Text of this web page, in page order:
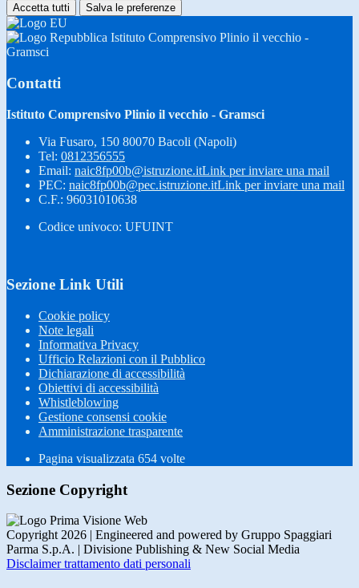
Accetta tutti Salva le preferenze
Istituto Comprensivo Plinio il vecchio -
Gramsci
Contatti
Istituto Comprensivo Plinio il vecchio - Gramsci
Via Fusaro, 150 80070 Bacoli (Napoli)
Tel: 0812356555
Email: naic8fp00b@istruzione.itLink per inviare una mail
PEC: naic8fp00b@pec.istruzione.itLink per inviare una mail
C.F.: 96031010638
Codice univoco: UFUINT
Sezione Link Utili
Cookie policy
Note legali
Informativa Privacy
Ufficio Relazioni con il Pubblico
Dichiarazione di accessibilità
Obiettivi di accessibilità
Whistleblowing
Gestione consensi cookie
Amministrazione trasparente
Pagina visualizzata 654 volte
Sezione Copyright
Copyright 2026 | Engineered and powered by Gruppo Spaggiari
Parma S.p.A. | Divisione Publishing & New Social Media
Disclaimer trattamento dati personali